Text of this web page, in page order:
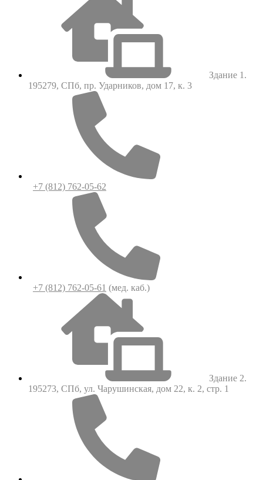
Здание 1.
195279, СПб, пр. Ударников, дом 17, к. 3
+7 (812) 762-05-62
+7 (812) 762-05-61 (мед. каб.)
Здание 2.
195273, СПб, ул. Чарушинская, дом 22, к. 2, стр. 1